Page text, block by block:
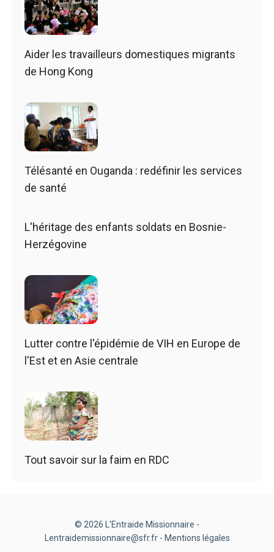
Aider les travailleurs domestiques migrants
de Hong Kong
Télésanté en Ouganda : redéfinir les services
de santé
L'héritage des enfants soldats en Bosnie-
Herzégovine
Lutter contre l'épidémie de VIH en Europe de
l'Est et en Asie centrale
Tout savoir sur la faim en RDC
© 2026 L'Entraide Missionnaire -
Lentraidemissionnaire@sfr.fr - Mentions légales